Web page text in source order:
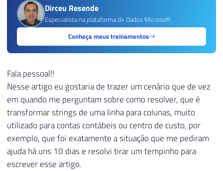
Dirceu Resende
Especialista na plataforma de Dados Microsoft
Conheça meus treinamentos
Fala pessoal!!
Nesse artigo eu gostaria de trazer um cenário que de vez
em quando me perguntam sobre como resolver, que é
transformar strings de uma linha para colunas, muito
utilizado para contas contábeis ou centro de custo, por
exemplo, que foi exatamente a situação que me pediram
ajuda há uns 10 dias e resolvi tirar um tempinho para
escrever esse artigo.